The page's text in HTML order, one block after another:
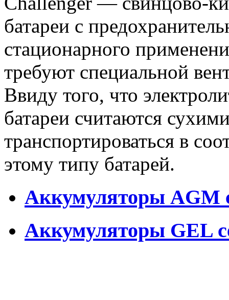
батареи с
стационарного
требуют специальной
Ввиду того, что
батареи считаются
транспортироваться в
этому типу батарей.
Аккумуляторы AGM
Аккумуляторы GEL